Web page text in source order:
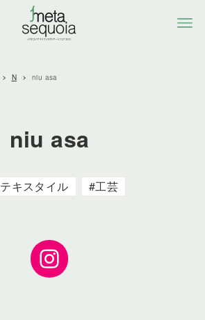
N niu asa
niu asa
テキスタイル 工芸
Instagram